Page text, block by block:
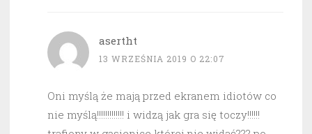
asertht
13 WRZEŚNIA 2019 O 22:07
Oni myślą że mają przed ekranem idiotów co
nie myślą!!!!!!!!!!!!! i widzą jak gra się toczy!!!!!!